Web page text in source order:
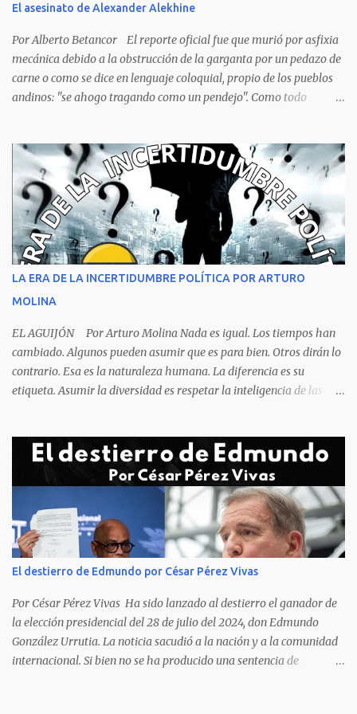
pobreza que afecta a una parte significativa de su población. La
pobreza no es solo una condición económica, sino también...
El asesinato de Alexander Alekhine
Por Alberto Betancor El reporte oficial fue que murió por asfixia
mecánica debido a la obstrucción de la garganta por un pedazo de
carne o como se dice en lenguaje coloquial, propio de los pueblos
andinos: "se ahogo tragando como un pendejo". Como todo
criminalística para determinar que no se trata de una muerte por
asfixia, ya que la reacción de una persona que está perdiendo la
respiración es levantarse y manotear, para desplomarse en el suelo
cogiendo todo lo que consigue a su lado. La foto habla por si
sola, la mesa ordenada, los platos terminados o tapados, todo en
orden y el campeón mundial sentado apacible y sin presentar su
rostro rasgos de asfixia mecánica, que se reflejan en un color
recuento de lo sucedido antes de este día fatídico. ...
LA ERA DE LA INCERTIDUMBRE POLÍTICA POR ARTURO
MOLINA
EL AGUIJÓN Por Arturo Molina Nada es igual. Los tiempos han
cambiado. Algunos pueden asumir que es para bien. Otros dirán lo
contrario. Esa es la naturaleza humana. La diferencia es su
etiqueta. Asumir la diversidad es respetar la inteligencia de las
obliga a los líderes, a crear de forma urgente, estrategias
responsables para restituir la confianza de los ciudadanos hacia
las instituciones. El desmoronamiento moral de la sociedad va a
repercutir en la de los gobernantes, a quienes los devorará la
soledad. Un soplo de aliento fresco es la solicitud en la calle. La
relación sólida entre gobernantes y gobernados se construye con
base a la comunicación y la transparencia en las actuaciones. El
gobernante que pretenda una oposición a su medida obtendrá
como resultado el fracaso de la gestión gubernamental. Restringir
el acceso a la información, es n...
El destierro de Edmundo por César Pérez Vivas
Por César Pérez Vivas Ha sido lanzado al destierro el ganador de
la elección presidencial del 28 de julio del 2024, don Edmundo
González Urrutia. La noticia sacudió a la nación y a la comunidad
internacional. Si bien no se ha producido una sentencia de